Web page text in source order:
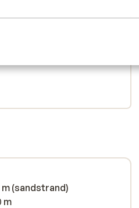
maten var helt
dagligen. Personalen
vi hade det bra
maten var helt
dagligen. Personalen
vi hade det bra
(sandstrand)
m